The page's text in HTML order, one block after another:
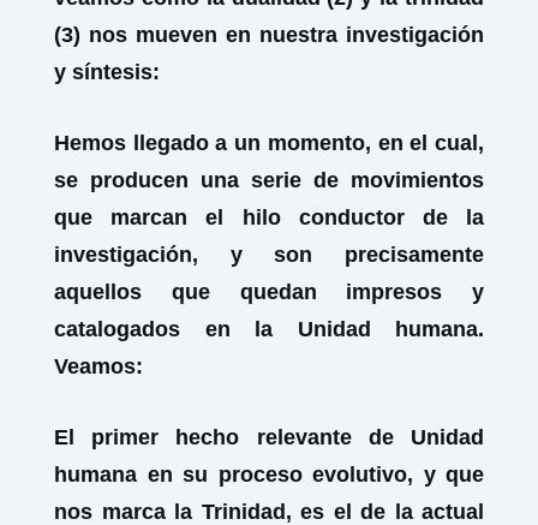
(3) nos mueven en nuestra investigación
y síntesis:
Hemos llegado a un momento, en el cual,
se producen una serie de movimientos
que marcan el hilo conductor de la
investigación, y son precisamente
aquellos que quedan impresos y
catalogados en la Unidad humana.
Veamos:
El primer hecho relevante de Unidad
humana en su proceso evolutivo, y que
nos marca la Trinidad, es el de la actual